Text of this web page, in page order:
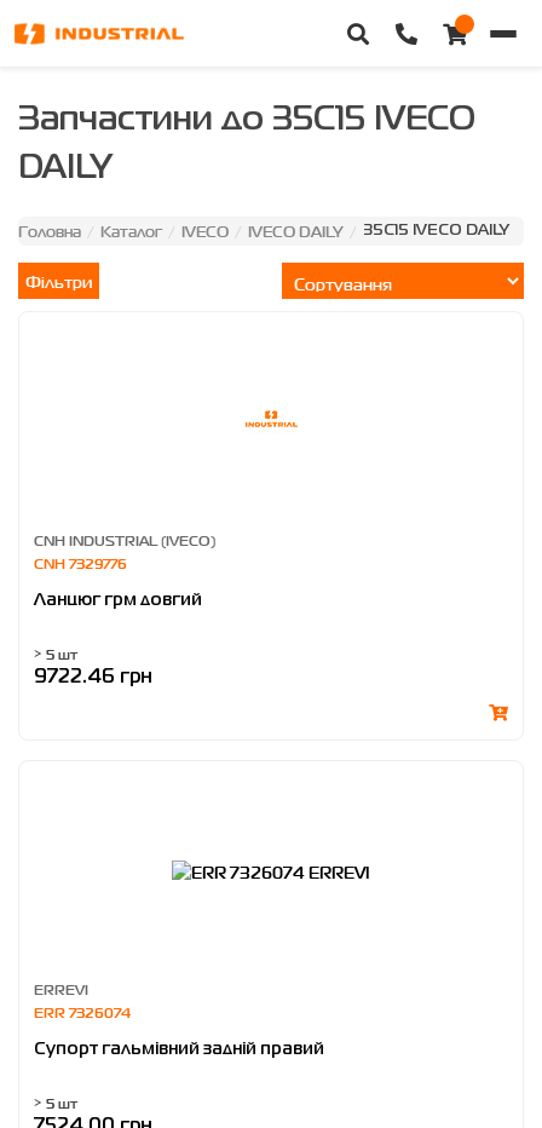
Головна
Каталог техніки
Категорії
Доставка та оплата
Запчастини до 35C15 IVECO
DAILY
Головна / Каталог / IVECO / IVECO DAILY / 35C15 IVECO DAILY
Фільтри
CNH INDUSTRIAL (IVECO)
CNH 7329776
Ланцюг грм довгий
> 5 шт
9722.46 грн
ERREVI
ERR 7326074
Супорт гальмівний задній правий
> 5 шт